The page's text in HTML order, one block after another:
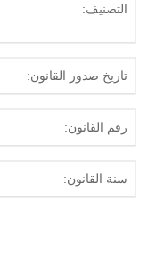
التصنيف:
تاريخ صدور القانون:
رقم القانون:
سنة القانون: